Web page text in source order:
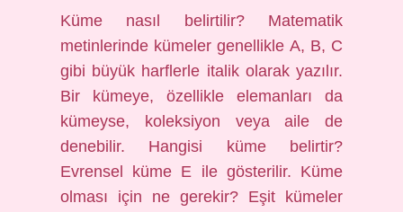
Küme nasıl belirtilir? Matematik
metinlerinde kümeler genellikle A, B, C
gibi büyük harflerle italik olarak yazılır.
Bir kümeye, özellikle elemanları da
kümeyse, koleksiyon veya aile de
denebilir. Hangisi küme belirtir?
Evrensel küme E ile gösterilir. Küme
olması için ne gerekir? Eşit kümeler